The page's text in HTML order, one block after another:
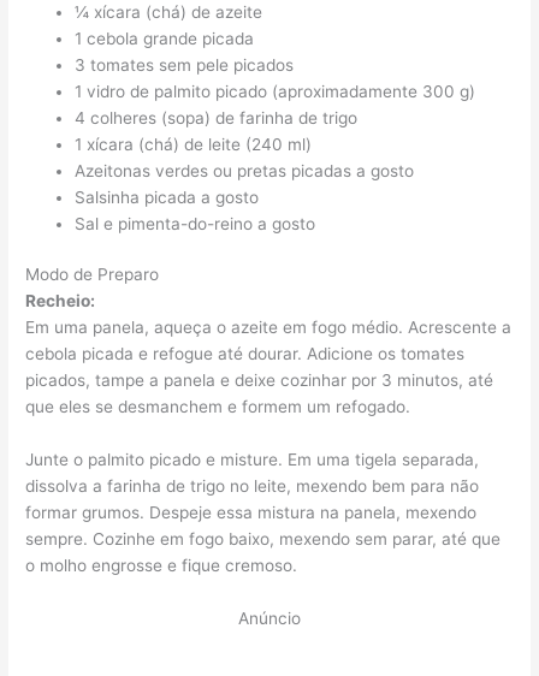
¼ xícara (chá) de azeite
1 cebola grande picada
3 tomates sem pele picados
1 vidro de palmito picado (aproximadamente 300 g)
4 colheres (sopa) de farinha de trigo
1 xícara (chá) de leite (240 ml)
Azeitonas verdes ou pretas picadas a gosto
Salsinha picada a gosto
Sal e pimenta-do-reino a gosto
Modo de Preparo
Recheio:
Em uma panela, aqueça o azeite em fogo médio. Acrescente a
cebola picada e refogue até dourar. Adicione os tomates
picados, tampe a panela e deixe cozinhar por 3 minutos, até
que eles se desmanchem e formem um refogado.
Junte o palmito picado e misture. Em uma tigela separada,
dissolva a farinha de trigo no leite, mexendo bem para não
formar grumos. Despeje essa mistura na panela, mexendo
sempre. Cozinhe em fogo baixo, mexendo sem parar, até que
o molho engrosse e fique cremoso.
Anúncio